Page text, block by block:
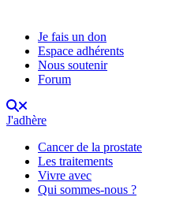
Je fais un don
Espace adhérents
Nous soutenir
Forum
J'adhère
Cancer de la prostate
Les traitements
Vivre avec
Qui sommes-nous ?